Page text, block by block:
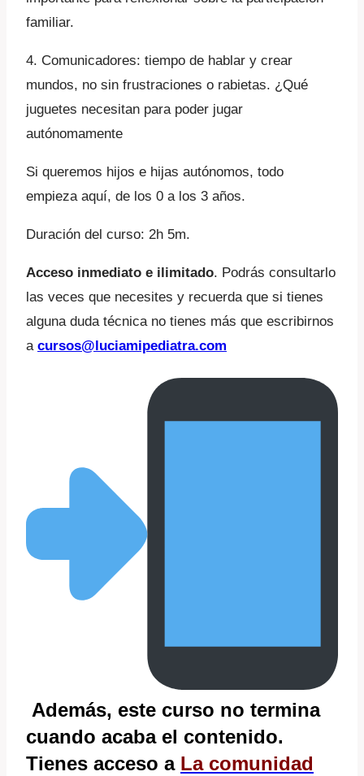
familiar.
4. Comunicadores: tiempo de hablar y crear
mundos, no sin frustraciones o rabietas. ¿Qué
juguetes necesitan para poder jugar
autónomamente
Si queremos hijos e hijas autónomos, todo
empieza aquí, de los 0 a los 3 años.
Duración del curso: 2h 5m.
Acceso inmediato e ilimitado. Podrás consultarlo
las veces que necesites y recuerda que si tienes
alguna duda técnica no tienes más que escribirnos
a cursos@luciamipediatra.com
Además, este curso no termina
cuando acaba el contenido.
Tienes acceso a La comunidad